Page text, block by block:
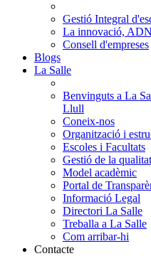
Gestió Integral
La innovació,
Consell d'empreses
Blogs
La Salle
Benvinguts a La
Llull
Coneix-nos
Organització i
Escoles i Facultats
Gestió de la qualitat
Model acadèmic
Portal de
Informació Legal
Directori La Salle
Treballa a La Salle
Com arribar-hi
Contacte